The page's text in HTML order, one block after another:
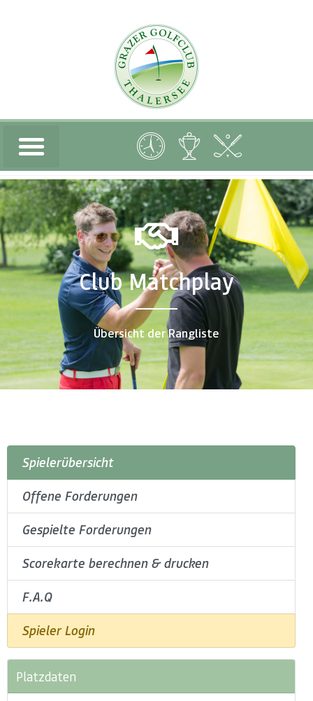
Club Matchplay
Übersicht der Rangliste
Spielerübersicht
Offene Forderungen
Gespielte Forderungen
Scorekarte berechnen & drucken
F.A.Q
Spieler Login
Platzdaten